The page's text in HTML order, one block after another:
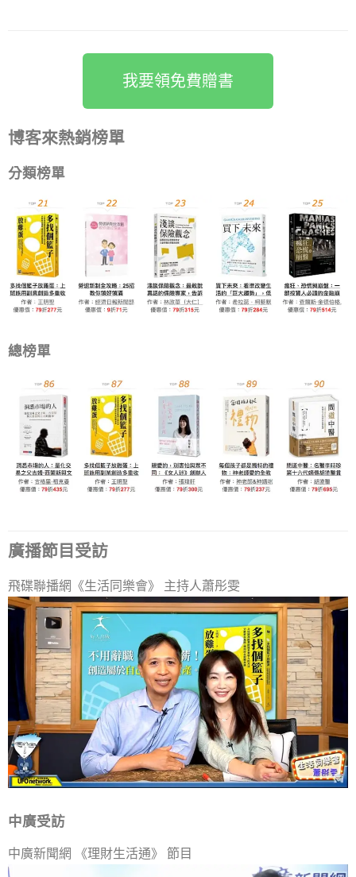
我要領免費贈書
博客來熱銷榜單
分類榜單
總榜單
廣播節目受訪
飛碟聯播網《生活同樂會》 主持人蕭彤雯
中廣受訪
中廣新聞網 《理財生活通》 節目